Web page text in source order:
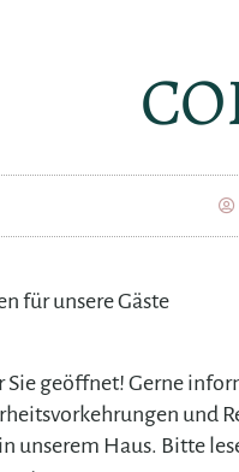
für unsere Gäste
Sie geöffnet! Gerne
und
unserem Haus. Bitte